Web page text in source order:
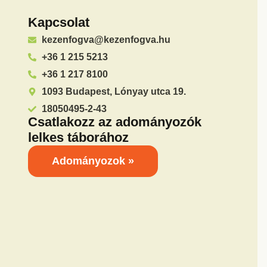
Kapcsolat
kezenfogva@kezenfogva.hu
+36 1 215 5213
+36 1 217 8100
1093 Budapest, Lónyay utca 19.
18050495-2-43
Csatlakozz az adományozók
lelkes táborához
Adományozok »